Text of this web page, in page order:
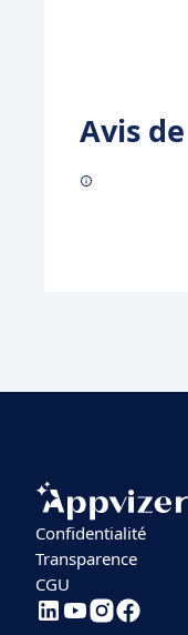
Avis
Confidentialité
Transparence
CGU